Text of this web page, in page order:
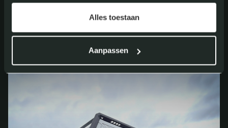
Alles toestaan
Aanpassen